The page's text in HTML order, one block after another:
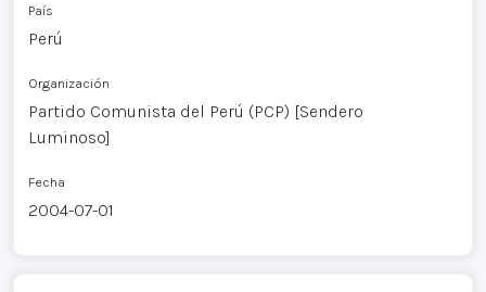
País
Perú
Organización
Partido Comunista del Perú (PCP) [Sendero
Luminoso]
Fecha
2004-07-01